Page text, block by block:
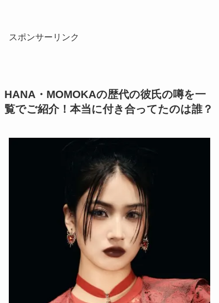
スポンサーリンク
HANA・MOMOKAの歴代の彼氏の噂を一
覧でご紹介！本当に付き合ってたのは誰？